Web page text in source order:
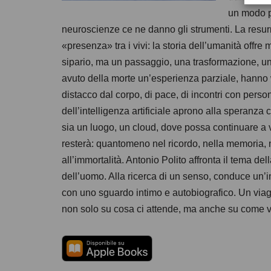
un modo
neuroscienze ce ne danno gli strumenti. La
«presenza» tra i vivi: la storia dell’umanità offre
sipario, ma un passaggio, una trasformazione,
avuto della morte un’esperienza parziale,
distacco dal corpo, di pace, di incontri con
dell’intelligenza artificiale aprono alla speranza
sia un luogo, un cloud, dove possa continuare
resterà: quantomeno nel ricordo, nella
all’immortalità. Antonio Polito affronta il tema
dell’uomo. Alla ricerca di un senso, conduce
con uno sguardo intimo e autobiografico. Un
non solo su cosa ci attende, ma anche su